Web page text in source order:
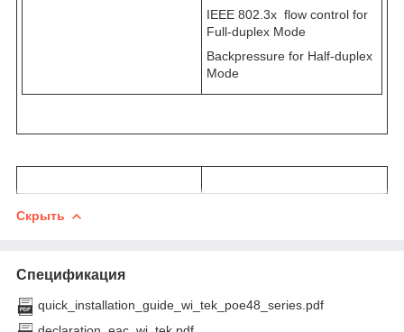
IEEE 802.3x flow control for
Full-duplex Mode
Backpressure for Half-duplex
Mode
Скрыть
Спецификация
quick_installation_guide_wi_tek_poe48_series.pdf